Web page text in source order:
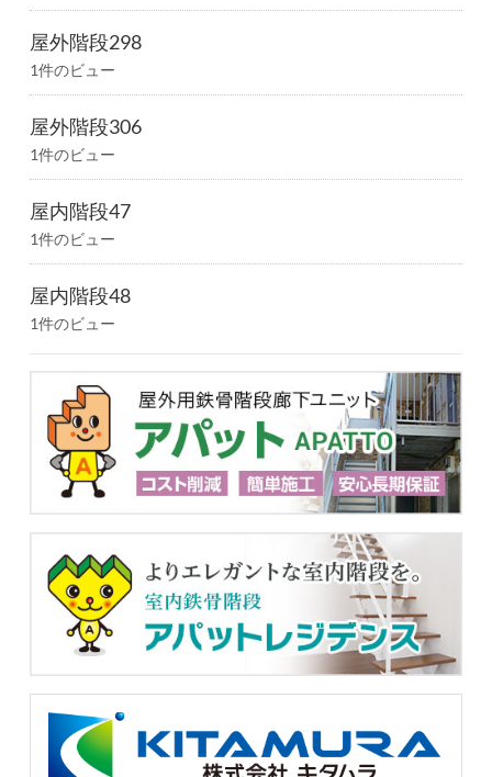
屋外階段298
1件のビュー
屋外階段306
1件のビュー
屋内階段47
1件のビュー
屋内階段48
1件のビュー